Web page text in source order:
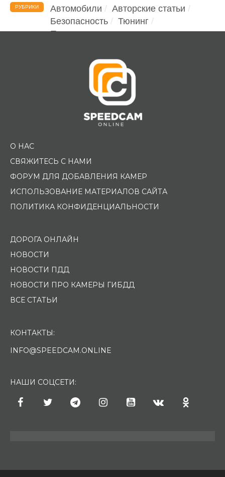
РУБРИКИ Автомобили
Авторские статьи
Безопасность
Тюнинг
Помощь водителю
О НАС
СВЯЖИТЕСЬ С НАМИ
ФОРУМ ДЛЯ ДОБАВЛЕНИЯ КАМЕР
ИСПОЛЬЗОВАНИЕ МАТЕРИАЛОВ САЙТА
ПОЛИТИКА КОНФИДЕНЦИАЛЬНОСТИ
ДОРОГА ОНЛАЙН
НОВОСТИ
НОВОСТИ ПДД
НОВОСТИ ПРО КАМЕРЫ ГИБДД
ВСЕ СТАТЬИ
КОНТАКТЫ:
INFO@SPEEDCAM.ONLINE
НАШИ СОЦСЕТИ: